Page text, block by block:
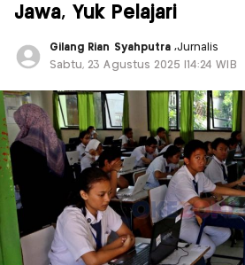
Jawa, Yuk Pelajari
Gilang Rian Syahputra,Jurnalis
Sabtu, 23 Agustus 2025 |14:24 WIB